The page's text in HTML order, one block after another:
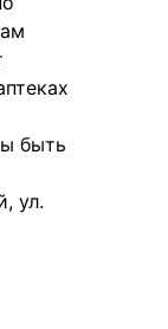
быть
ул.